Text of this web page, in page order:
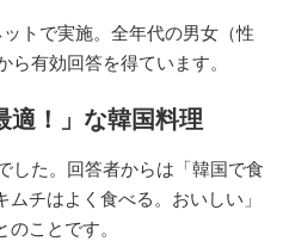
トで実施。全年代の男女（性
ら有効回答を得ています。
適！」な韓国料理
した。回答者からは「韓国で食
チはよく食べる。おいしい」
ことです。